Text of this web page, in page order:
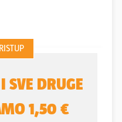
u zagrebačkom
dva tjedna mnogi
nekim neslužbenim
1990-ih, koristio
Bila je to, usudit